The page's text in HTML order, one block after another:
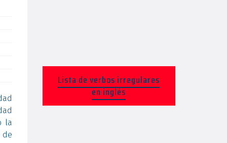
la
de
Lista de verbos irregulares
en inglés